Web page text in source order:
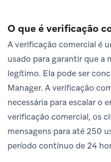
O que é verificação
A verificação comercial é
usado para garantir que a
legítimo. Ela pode ser
Manager. A verificação
necessária para escalar o
verificação comercial, os
mensagens para até 250
período contínuo de 24